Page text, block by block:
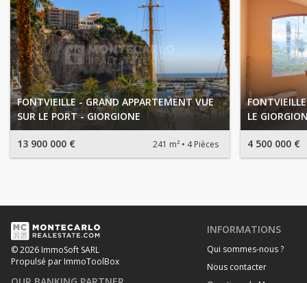
FONTVIEILLE - GRAND APPARTEMENT VUE
SUR LE PORT - GIORGIONE
13 900 000 € 241 m² 4 Pièces
LE
4 500 000 €
© 2026 ImmoSoft SARL
Propulsé par ImmoToolBox
INFORMATIONS
Qui sommes-nous ?
Nous contacter